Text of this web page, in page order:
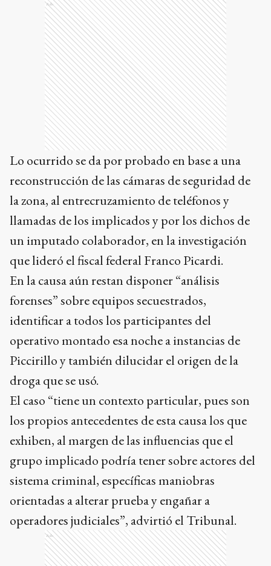
Ads
Lo ocurrido se da por probado en base a una
reconstrucción de las cámaras de seguridad de
la zona, al entrecruzamiento de teléfonos y
llamadas de los implicados y por los dichos de
un imputado colaborador, en la investigación
que lideró el fiscal federal Franco Picardi.
En la causa aún restan disponer “análisis
forenses” sobre equipos secuestrados,
identificar a todos los participantes del
operativo montado esa noche a instancias de
Piccirillo y también dilucidar el origen de la
droga que se usó.
El caso “tiene un contexto particular, pues son
los propios antecedentes de esta causa los que
exhiben, al margen de las influencias que el
grupo implicado podría tener sobre actores del
sistema criminal, específicas maniobras
orientadas a alterar prueba y engañar a
operadores judiciales”, advirtió el Tribunal.
Ads